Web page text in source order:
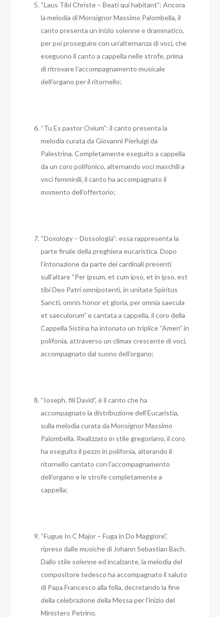
“Laus Tibi Christe – Beati qui habitant”: Ancora
la melodia di Monsignor Massimo Palombella, il
canto presenta un inizio solenne e drammatico,
per poi proseguire con un’alternanza di voci, che
eseguono il canto a cappella nelle strofe, prima
di ritrovare l’accompagnamento musicale
dell’organo per il ritornello;
“Tu Es pastor Ovium”: il canto presenta la
melodia curata da Giovanni Pierluigi da
Palestrina. Completamente eseguito a cappella
da un coro polifonico, alternando voci maschili a
voci femminili, il canto ha accompagnato il
momento dell’offertorio;
“Doxology – Dossologia”: essa rappresenta la
parte finale della preghiera eucaristica. Dopo
l’intonazione da parte dei cardinali presenti
sull’altare “Per ipsum, et cum ipso, et in ipso, est
tibi Deo Patri omnipotenti, in unitate Spiritus
Sancti, omnis honor et gloria, per omnia saecula
et saeculorum” e cantata a cappella, il coro della
Cappella Sistina ha intonato un triplice “Amen” in
polifonia, attraverso un climax crescente di voci,
accompagnato dal suono dell’organo;
“Ioseph, fili David”, è il canto che ha
accompagnato la distribuzione dell’Eucaristia,
sulla melodia curata da Monsignor Massimo
Palombella. Realizzato in stile gregoriano, il coro
ha eseguito il pezzo in polifonia, alterando il
ritornello cantato con l’accompagnamento
dell’organo e le strofe completamente a
cappella;
“Fugue In C Major – Fuga in Do Maggiore”,
ripreso dalle musiche di Johann Sebastian Bach.
Dallo stile solenne ed incalzante, la melodia del
compositore tedesco ha accompagnato il saluto
di Papa Francesco alla folla, decretando la fine
della celebrazione della Messa per l’inizio del
Ministero Petrino.